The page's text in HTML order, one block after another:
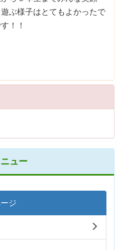
ぶ様子はとてもよかったで
！！
ュー
ジ